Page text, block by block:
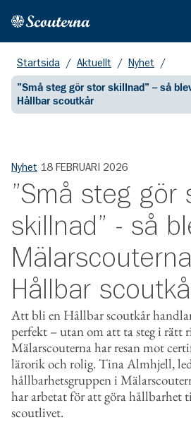
Hem
Startsida / Aktuellt / Nyhet /
”Små steg gör stor skillnad” – så
Hållbar scoutkår
Nyhet 18 FEBRUARI 2026
”Små steg gör
skillnad” - så
Hållbar
Att bli en Hållbar scoutkår
perfekt – utan om att ta steg i rätt
Mälarscouterna har resan mot
lärorik och rolig. Tina Almhjell,
hållbarhetsgruppen i
har arbetat för att göra hållbarhet
scoutlivet.